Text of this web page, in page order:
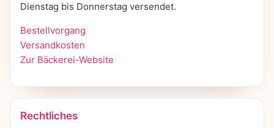
Dienstag bis Donnerstag versendet.
Bestellvorgang
Versandkosten
Zur Bäckerei-Website
Rechtliches